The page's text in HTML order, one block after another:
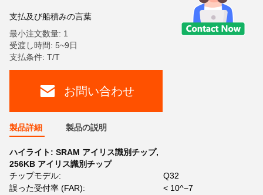
支払及び船積みの言葉
最小注文数量: 1
受渡し時間: 5~9日
支払条件: T/T
お問い合わせ
製品詳細 製品の説明
ハイライト: SRAM アイリス識別チップ,
256KB アイリス識別チップ
チップモデル:
Q32
誤った受付率 (FAR):
< 10^−7